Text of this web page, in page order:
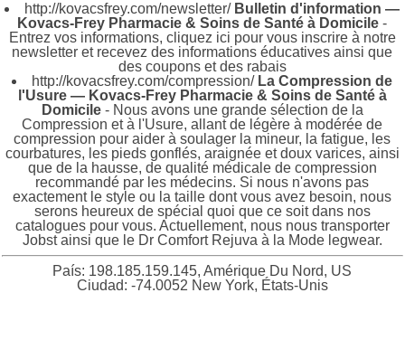
http://kovacsfrey.com/newsletter/ Bulletin d'information —
Kovacs-Frey Pharmacie & Soins de Santé à Domicile -
Entrez vos informations, cliquez ici pour vous inscrire à notre
newsletter et recevez des informations éducatives ainsi que
des coupons et des rabais
http://kovacsfrey.com/compression/ La Compression de
l'Usure — Kovacs-Frey Pharmacie & Soins de Santé à
Domicile- Nous avons une grande sélection de la
Compression et à l'Usure, allant de légère à modérée de
compression pour aider à soulager la mineur, la fatigue, les
courbatures, les pieds gonflés, araignée et doux varices, ainsi
que de la hausse, de qualité médicale de compression
recommandé par les médecins. Si nous n'avons pas
exactement le style ou la taille dont vous avez besoin, nous
serons heureux de spécial quoi que ce soit dans nos
catalogues pour vous. Actuellement, nous nous transporter
Jobst ainsi que le Dr Comfort Rejuva à la Mode legwear.
País: 198.185.159.145, Amérique Du Nord, US
Ciudad: -74.0052 New York, États-Unis